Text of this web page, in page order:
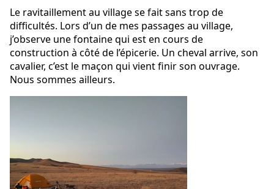
Le ravitaillement au village se fait sans trop de
difficultés. Lors d’un de mes passages au village,
j’observe une fontaine qui est en cours de
construction à côté de l’épicerie. Un cheval arrive, son
cavalier, c’est le maçon qui vient finir son ouvrage.
Nous sommes ailleurs.